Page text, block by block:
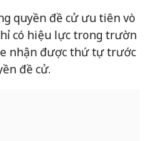
quyền đề cử ưu tiên vò
có hiệu lực trong trườn
nhận được thứ tự trước
đề cử.